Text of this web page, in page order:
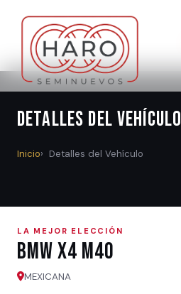
Detalles del Vehículo
Inicio Detalles del Vehículo
LA MEJOR ELECCIÓN
BMW X4 M40
MEXICANA